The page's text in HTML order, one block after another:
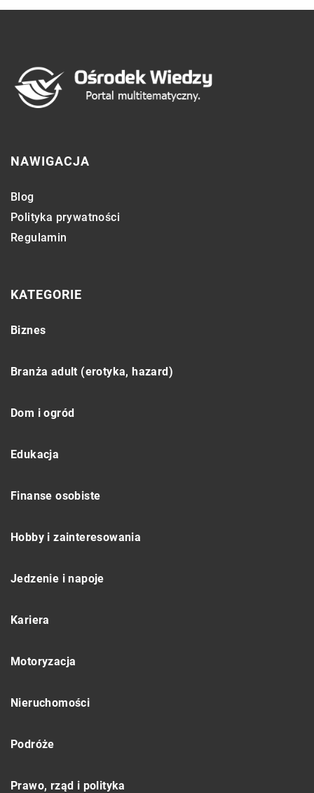
NAWIGACJA
Blog
Polityka prywatności
Regulamin
KATEGORIE
Biznes
Branża adult (erotyka, hazard)
Dom i ogród
Edukacja
Finanse osobiste
Hobby i zainteresowania
Jedzenie i napoje
Kariera
Motoryzacja
Nieruchomości
Podróże
Prawo, rząd i polityka